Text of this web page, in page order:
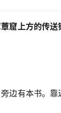
窟上方的传送
边有本书。靠